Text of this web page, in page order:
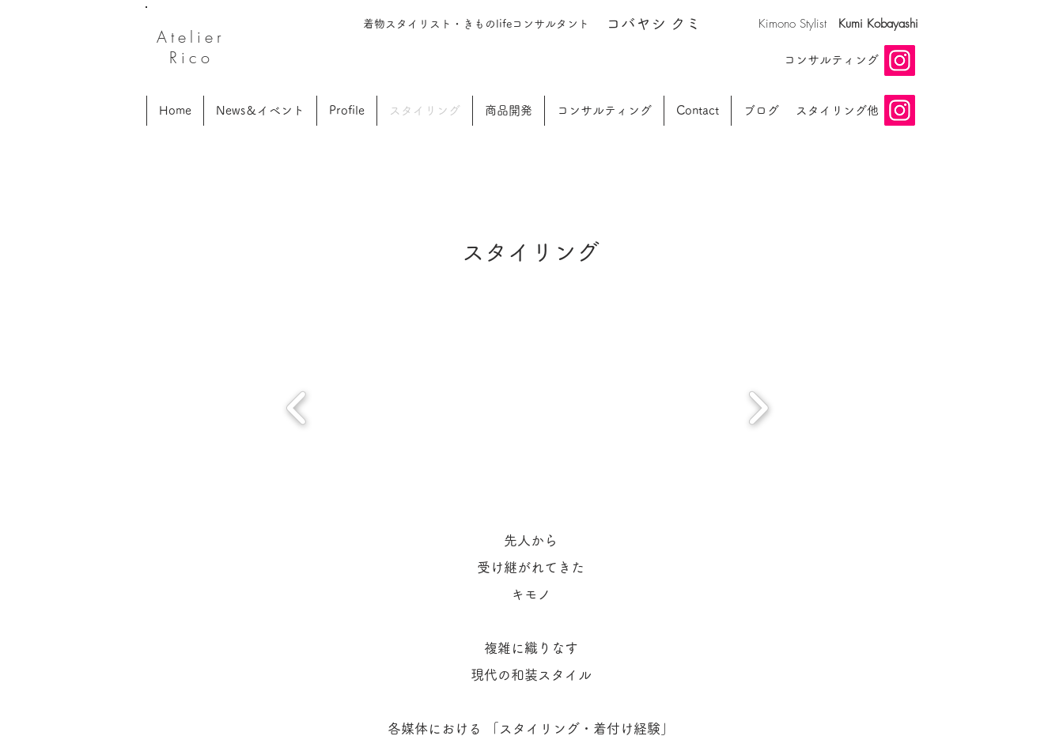
Atelier
Rico
着物スタイリスト・きものlifeコンサルタント ​コバヤシ クミ ​Kimono Stylist Kumi Kobayashi
Home News＆イベント Profile スタイリング 商品開発 コンサルティング Contact ブログ
​コンサルティング
スタイリング他
スタイリング
先人から
受け継がれてきた
キモノ
複雑に織りなす
現代の和装スタイル
各媒体における 「スタイリング・着付け経験」